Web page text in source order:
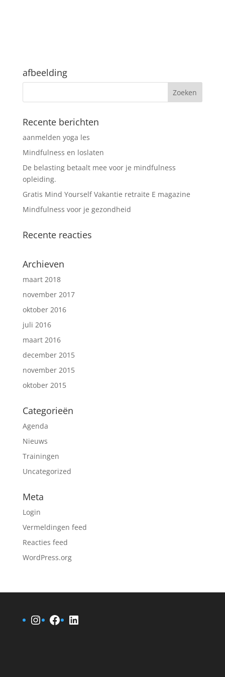
afbeelding
Recente berichten
aanmelden yoga les
Mindfulness en loslaten
De belasting betaalt mee voor je mindfulness
opleiding.
Gratis Mind Yourself Vakantie retraite E magazine
Mindfulness voor je gezondheid
Recente reacties
Archieven
maart 2018
november 2017
oktober 2016
juli 2016
maart 2016
december 2015
november 2015
oktober 2015
Categorieën
Agenda
Nieuws
Trainingen
Uncategorized
Meta
Login
Vermeldingen feed
Reacties feed
WordPress.org
Instagram
Facebook
LinkedIn